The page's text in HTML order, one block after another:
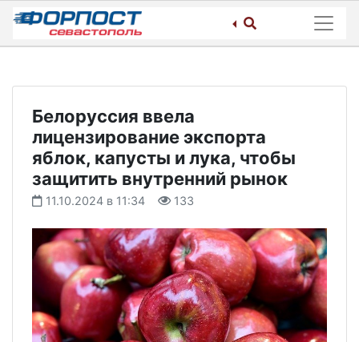
Skip
content
Белоруссия ввела
лицензирование экспорта
яблок, капусты и лука, чтобы
защитить внутренний рынок
11.10.2024 в 11:34 133